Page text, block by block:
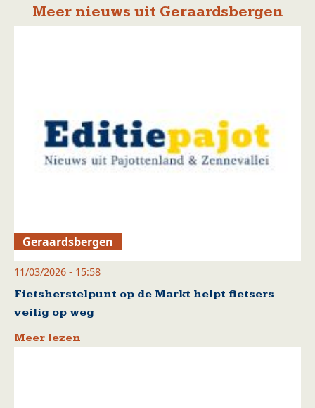
Meer nieuws uit Geraardsbergen
Geraardsbergen
11/03/2026 - 15:58
Fietsherstelpunt op de Markt helpt fietsers
veilig op weg
Meer lezen